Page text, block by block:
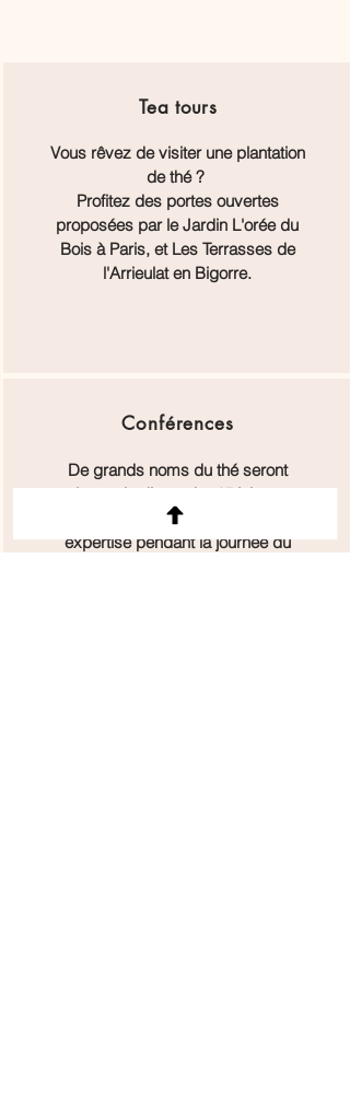
Teatours
Vous rêvez de visiter une plantation
de thé ?
Profitez des portes ouvertes
proposées par le Jardin L'orée du
Bois à Paris, et Les Terrasses de
l'Arrieulat en Bigorre.
Conférences
De grands noms du thé seront
présents le dimanche 15 juin pour
partager leur savoir-faire et
expertise pendant la journée du